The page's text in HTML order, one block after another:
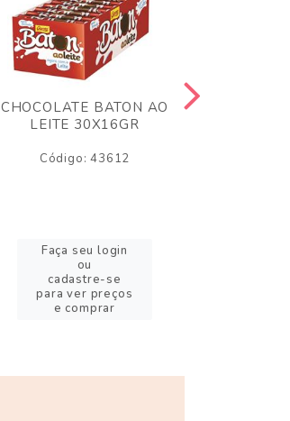
CHOCOLATE BATON AO
LEITE 30X16GR
Código: 43612
Faça seu login
ou
cadastre-se
para ver preços
e comprar